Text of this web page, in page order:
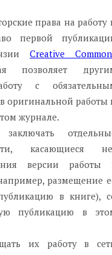
права на работу
первой
Creative
позволяет
с
оригинальной работы
журнале.
касающиеся
версии работы
размещение
в книге),
публикацию в
их работу в